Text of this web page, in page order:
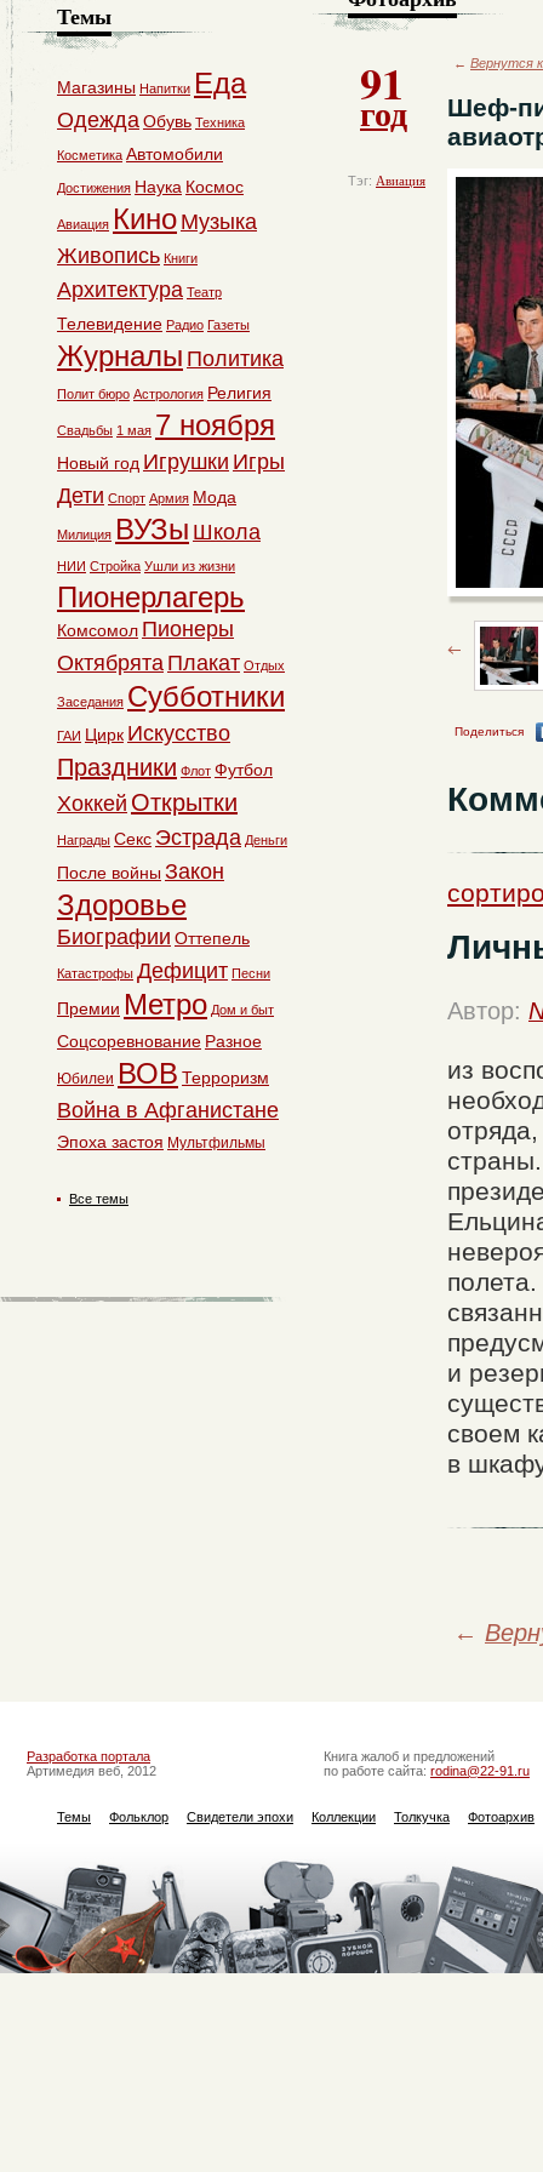
91
год
Тэг: Авиация
← Вернутся
Шеф-
Поделиться
Автор:
из
и
своем
в
←
Темы
Магазины Напитки Еда
ОдеждаОбувь Техника
Косметика Автомобили
Достижения Наука Космос
Авиация Кино Музыка
Живопись Книги
Архитектура Театр
Телевидение Радио Газеты
Журналы Политика
Полит бюро Астрология Религия
Свадьбы 1 мая 7 ноября
Новый год Игрушки Игры
Дети Спорт Армия Мода
Милиция ВУЗы Школа
НИИ Стройка Ушли из жизни
Пионерлагерь
Комсомол Пионеры
Октябрята Плакат Отдых
Заседания Субботники
ГАИ Цирк Искусство
Праздники Флот Футбол
Хоккей Открытки
Награды Секс Эстрада Деньги
После войны Закон
Здоровье
Биографии Оттепель
Катастрофы Дефицит Песни
Премии Метро Дом и быт
Соцсоревнование Разное
Юбилеи ВОВ Терроризм
Война в Афганистане
Эпоха застоя Мультфильмы
Все темы
Разработка портала
Артимедия веб, 2012
Книга жалоб и предложений
по работе сайта: rodina@22-91.ru
Темы Фольклор Свидетели эпохи Коллекции Толкучка Фотоархив